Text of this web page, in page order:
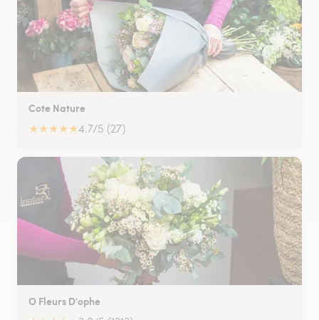
Cote Nature
★★★★★4.7/5 (27)
O Fleurs D'ophe